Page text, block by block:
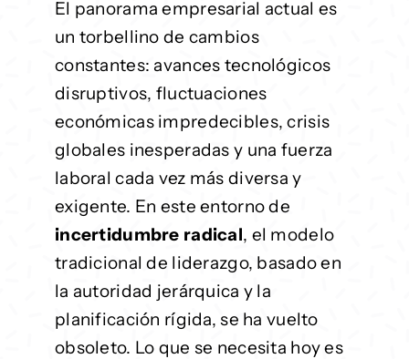
El panorama empresarial actual es
un torbellino de cambios
constantes: avances tecnológicos
disruptivos, fluctuaciones
económicas impredecibles, crisis
globales inesperadas y una fuerza
laboral cada vez más diversa y
exigente. En este entorno de
incertidumbre radical, el modelo
tradicional de liderazgo, basado en
la autoridad jerárquica y la
planificación rígida, se ha vuelto
obsoleto. Lo que se necesita hoy es